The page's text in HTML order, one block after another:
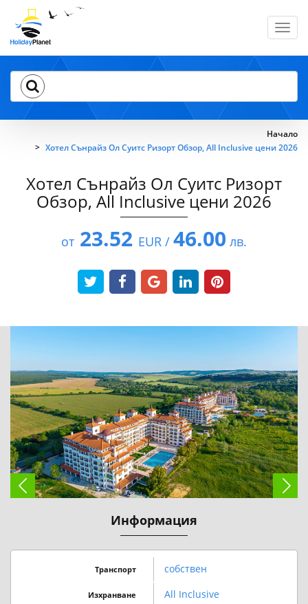
Начало
Хотел Сънрайз Ол Суитс Ризорт Обзор, All Inclusive цени 2026
Хотел Сънрайз Ол Суитс Ризорт
Обзор, All Inclusive цени 2026
от 23.52 EUR / 46.00 лв.
Информация
Транспорт собствен
Изхранване All Inclusive